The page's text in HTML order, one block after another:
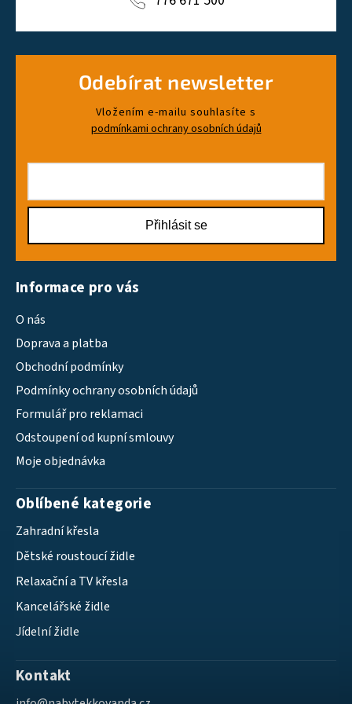
Odebírat newsletter
Vložením e-mailu souhlasíte s
podmínkami ochrany osobních údajů
Přihlásit se
Informace pro vás
O nás
Doprava a platba
Obchodní podmínky
Podmínky ochrany osobních údajů
Formulář pro reklamaci
Odstoupení od kupní smlouvy
Moje objednávka
Oblíbené kategorie
Zahradní křesla
Dětské roustoucí židle
Relaxační a TV křesla
Kancelářské židle
Jídelní židle
Kontakt